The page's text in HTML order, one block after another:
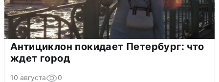
Антициклон покидает Петербург: что
ждет город
10 августа 0